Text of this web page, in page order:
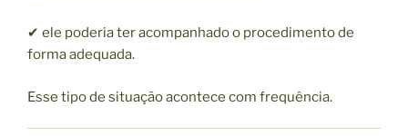
✔ ele poderia ter acompanhado o procedimento de
forma adequada.
Esse tipo de situação acontece com frequência.